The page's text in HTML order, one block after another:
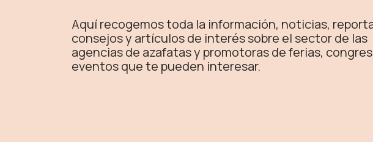
Aquí recogemos toda la información, noticias,
consejos y artículos de interés sobre el sector de las
agencias de azafatas y promotoras de ferias,
eventos que te pueden interesar.